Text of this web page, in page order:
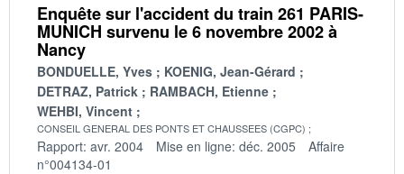
Enquête sur l'accident du train 261 PARIS-
MUNICH survenu le 6 novembre 2002 à
Nancy
BONDUELLE, Yves
KOENIG, Jean-Gérard
DETRAZ, Patrick
RAMBACH, Etienne
WEHBI, Vincent
CONSEIL GENERAL DES PONTS ET CHAUSSEES (CGPC)
Rapport: avr. 2004 Mise en ligne: déc. 2005
Affaire
n°004134-01